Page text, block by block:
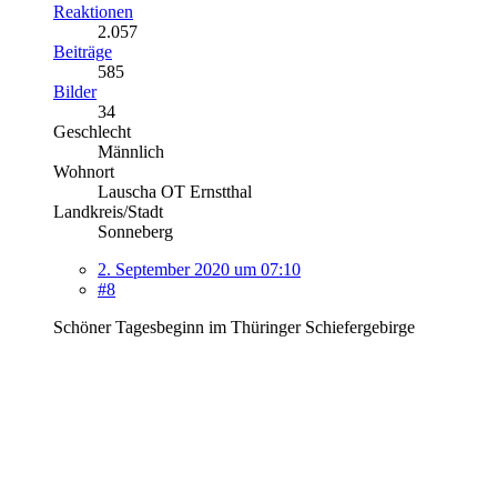
Reaktionen
2.057
Beiträge
585
Bilder
34
Geschlecht
Männlich
Wohnort
Lauscha OT Ernstthal
Landkreis/Stadt
Sonneberg
2. September 2020 um 07:10
#8
Schöner Tagesbeginn im Thüringer Schiefergebirge